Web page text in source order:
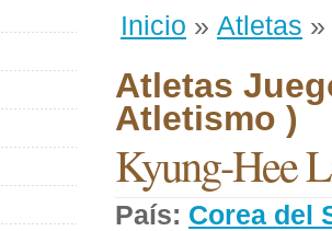
Inicio » Atletas »
Atletas
Atletismo )
Kyung-Hee
País: Corea del